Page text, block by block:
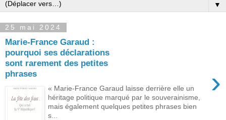
▼
25 mai 2024
Marie-France Garaud :
pourquoi ses déclarations
sont rarement des petites
phrases
›
« Marie-France Garaud laisse derrière elle un
héritage politique marqué par le souverainisme,
mais également quelques petites phrases bien
s...